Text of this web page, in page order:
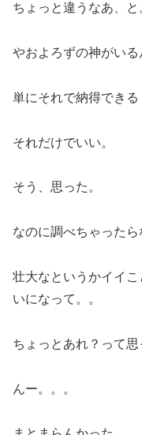
ちょっと違うなあ、と
やおよろずの神がいる
単にそれで納得できる
それだけでいい。
そう、思った。
なのに調べちゃった
壮大なというかイイ
いになって。。
ちょっとあれ？って思
んー。。。